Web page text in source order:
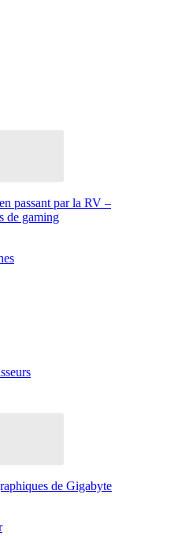
passant par la RV –
de gaming
de Gigabyte